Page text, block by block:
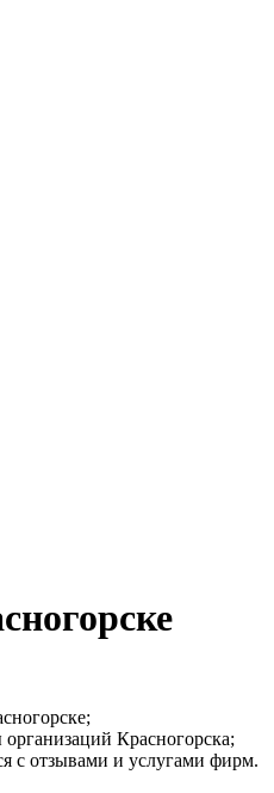
Красногорска;
с отзывами и услугами фирм.